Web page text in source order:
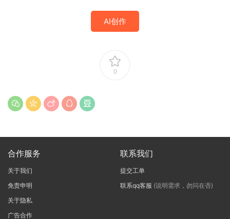
AI创作
0
合作服务
关于我们
免责申明
关于隐私
广告合作
联系我们
提交工单
联系qq客服 (说明需求，勿问在否)